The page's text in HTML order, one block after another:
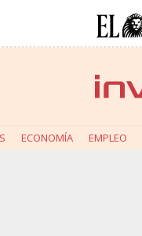
ECONOMÍA EMPLEO